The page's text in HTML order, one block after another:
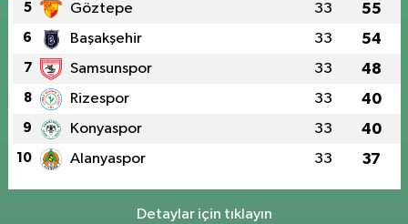
5 Göztepe 33 55
6 Başakşehir 33 54
7 Samsunspor 33 48
8 Rizespor 33 40
9 Konyaspor 33 40
10 Alanyaspor 33 37
Detaylar için tıklayın